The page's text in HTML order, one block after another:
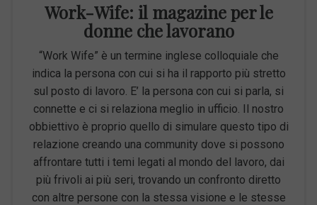
Work-Wife: il magazine per le
donne che lavorano
“Work Wife” è un termine inglese colloquiale che
indica la persona con cui si ha il rapporto più stretto
sul posto di lavoro. E’ la persona con cui si parla, si
connette e ci si relaziona meglio in ufficio. Il nostro
obbiettivo è proprio quello di simulare questo tipo di
relazione creando una community dove si possono
affrontare tutti i temi legati al mondo del lavoro, dai
più frivoli ai più seri, trovando un confronto diretto
con altre persone con la stessa visione e le stesse